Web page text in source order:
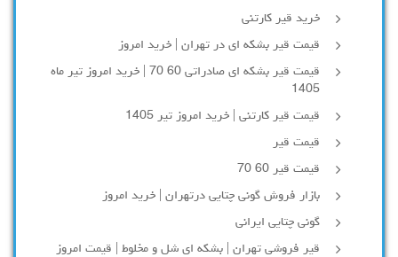
خرید قیر کارتنی
قیمت قیر بشکه ای در تهران | خرید امروز
قیمت قیر بشکه ای صادراتی 60 70 | خرید امروز تیر ماه
1405
قیمت قیر کارتنی | خرید امروز تیر 1405
قیمت قیر
قیمت قیر 60 70
بازار فروش گونی چتایی درتهران | خرید امروز
گونی چتایی ایرانی
قیر فروشی تهران | بشکه ای شل و مخلوط | قیمت امروز